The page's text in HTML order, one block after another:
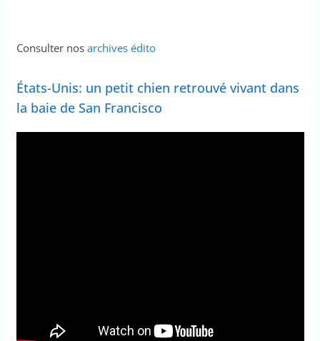
Consulter nos archives édito
États-Unis: un petit chien retrouvé vivant dans
la baie de San Francisco